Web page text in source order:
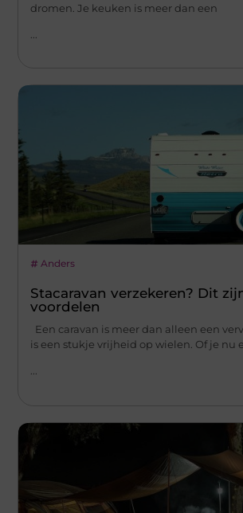
dromen. Je keuken is meer dan een
Anders
Stacaravan verzekeren? Dit
voordelen
Een caravan is meer dan alleen een
is een stukje vrijheid op wielen. Of je nu
...